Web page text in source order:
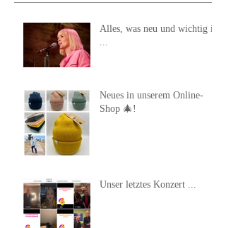
Alles, was neu und wichtig ist
Neues in unserem Online-
Shop 🎄!
Unser letztes Konzert ...